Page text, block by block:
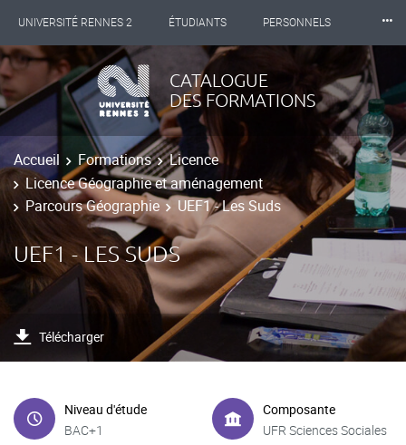
UNIVERSITÉ RENNES 2 ÉTUDIANTS PERSONNELS
INTERNATIONAL PROFESSIONNELS BIBLIOTHÈQUES
LES NOUVELLES DE RENNES 2
⸱⸱⸱
CATALOGUE
DES FORMATIONS
Accueil Formations
Licence
Licence Géographie et aménagement
Parcours Géographie
UEF1 - Les Suds
UEF1 - LES SUDS
Télécharger
Niveau d'étude
BAC+1
Composante
UFR Sciences Sociales